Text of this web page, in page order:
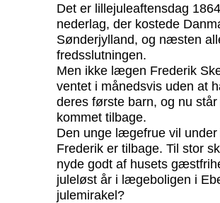
Det er lillejuleaftensdag
nederlag, der kostede
Sønderjylland, og næsten
fredsslutningen.
Men ikke lægen Frederik
ventet i månedsvis uden at
deres første barn, og nu
kommet tilbage.
Den unge lægefrue vil
Frederik er tilbage. Til stor
nyde godt af husets
juleløst år i lægeboligen i
julemirakel?